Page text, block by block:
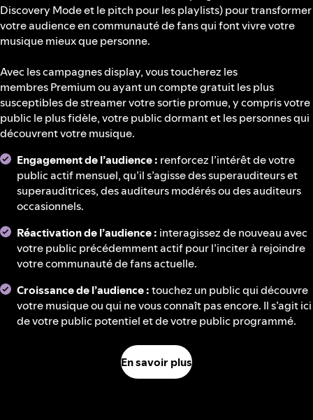
Discovery Mode et le pitch pour les playlists) pour transformer
votre audience en communauté de fans qui font vivre votre
musique mieux que personne.
Avec les campagnes display, vous toucherez les
membres Premium ou ayant un compte gratuit les plus
susceptibles de streamer votre sortie promue, y compris votre
public le plus fidèle, votre public dormant et les personnes qui
découvrent votre musique.
Engagement de l’audience : renforcez l’intérêt de votre
public actif mensuel, qu’il s’agisse des superauditeurs et
superauditrices, des auditeurs modérés ou des auditeurs
occasionnels.
Réactivation de l’audience : interagissez de nouveau avec
votre public précédemment actif pour l’inciter à rejoindre
votre communauté de fans actuelle.
Croissance de l’audience :touchez un public qui découvre
votre musique ou qui ne vous connaît pas encore. Il s’agit ici
de votre public potentiel et de votre public programmé.
En savoir plus